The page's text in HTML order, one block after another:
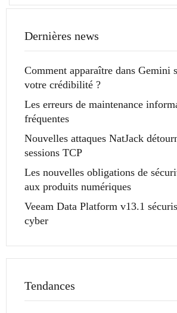
Dernières news
Comment apparaître dans Gemini
votre crédibilité ?
Les erreurs de maintenance
fréquentes
Nouvelles attaques NatJack
sessions TCP
Les nouvelles obligations de
aux produits numériques
Veeam Data Platform v13.1
cyber
Tendances